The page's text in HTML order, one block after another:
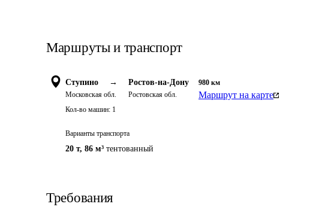
Маршруты и транспорт
Ступино →
Московская обл.
Ростов-на-Дону
Ростовская обл.
980 км
Маршрут на карте
Кол-во машин: 1
Варианты транспорта
20 т, 86 м³ тентованный
Требования